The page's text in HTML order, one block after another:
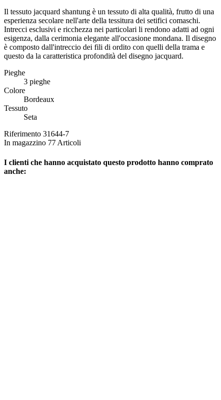
Il tessuto jacquard shantung è un tessuto di alta qualità, frutto di una
esperienza secolare nell'arte della tessitura dei setifici comaschi.
Intrecci esclusivi e ricchezza nei particolari li rendono adatti ad ogni
esigenza, dalla cerimonia elegante all'occasione mondana. Il disegno
è composto dall'intreccio dei fili di ordito con quelli della trama e
questo da la caratteristica profondità del disegno jacquard.
Pieghe
3 pieghe
Colore
Bordeaux
Tessuto
Seta
Riferimento 31644-7
In magazzino 77 Articoli
I clienti che hanno acquistato questo prodotto hanno comprato
anche: